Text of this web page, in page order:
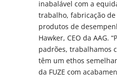
inabalável com a
trabalho, fabricação
produtos de
Hawker, CEO da AAG.
padrões, trabalhamos
têm um ethos
da FUZE com